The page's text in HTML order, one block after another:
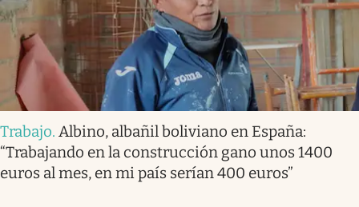
Trabajo. Albino, albañil boliviano en España:
“Trabajando en la construcción gano unos 1400
euros al mes, en mi país serían 400 euros”